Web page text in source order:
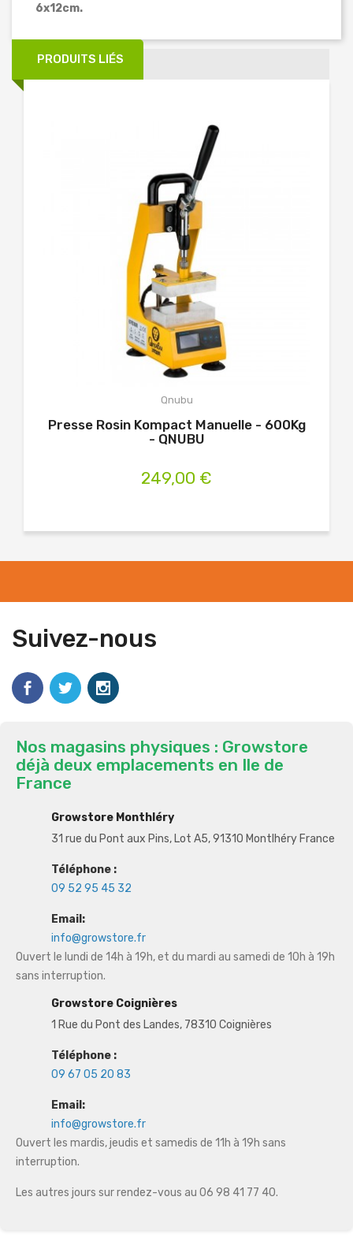
6x12cm.
PRODUITS LIÉS
Qnubu
Presse Rosin Kompact Manuelle - 600Kg
- QNUBU
249,00 €
Suivez-nous
Nos magasins physiques : Growstore
déjà deux emplacements en Ile de
France
Growstore Monthléry
31 rue du Pont aux Pins, Lot A5, 91310 Montlhéry France
Téléphone :
09 52 95 45 32
Email:
info@growstore.fr
Ouvert le lundi de 14h à 19h, et du mardi au samedi de 10h à 19h
sans interruption.
Growstore Coignières
1 Rue du Pont des Landes, 78310 Coignières
Téléphone :
09 67 05 20 83
Email:
info@growstore.fr
Ouvert les mardis, jeudis et samedis de 11h à 19h sans
interruption.
Les autres jours sur rendez-vous au 06 98 41 77 40.